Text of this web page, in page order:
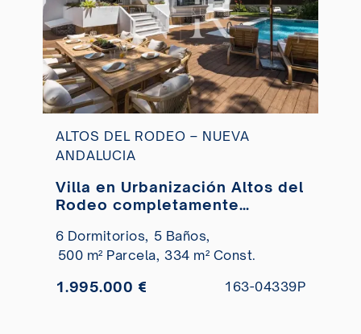
ALTOS DEL RODEO – NUEVA
ANDALUCIA
Villa en Urbanización Altos del
Rodeo completamente
6 Dormitorios, 5 Baños,
500 m² Parcela, 334 m² Const.
1.995.000 € 163-04339P